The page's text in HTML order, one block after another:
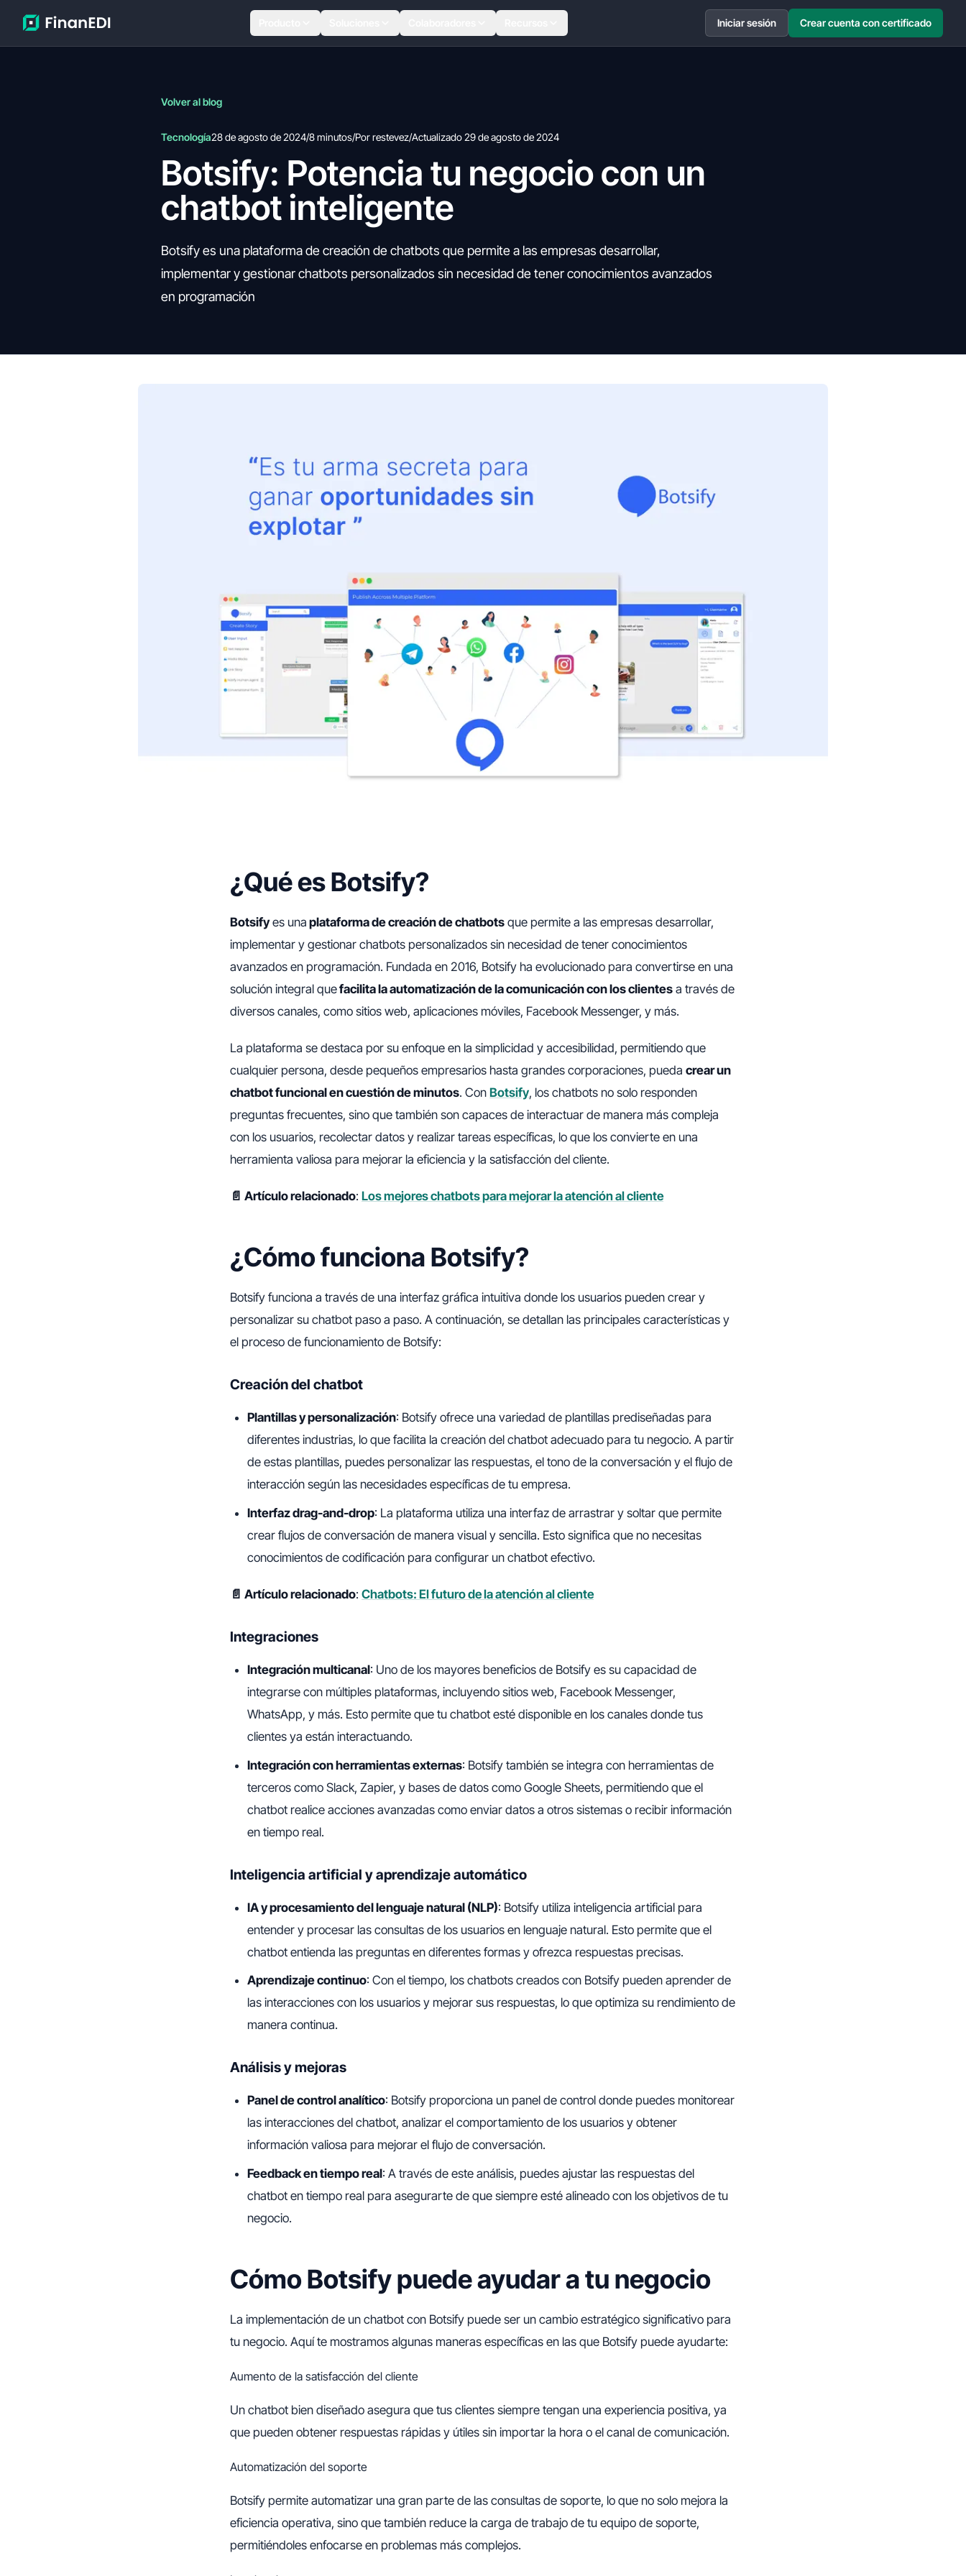
Iniciar sesión Crear cuenta con certificado
Volver al blog
Tecnología28 de agosto de 2024/8 minutos/Por restevez/Actualizado 29 de agosto de 2024
Botsify: Potencia tu negocio con un
chatbot inteligente
Botsify es una plataforma de creación de chatbots que permite a las empresas desarrollar,
implementar y gestionar chatbots personalizados sin necesidad de tener conocimientos avanzados
en programación
¿Qué es Botsify?
Botsifyes una plataforma de creación de chatbots que permite a las empresas desarrollar,
implementar y gestionar chatbots personalizados sin necesidad de tener conocimientos
avanzados en programación. Fundada en 2016, Botsify ha evolucionado para convertirse en una
solución integral quefacilita la automatización de la comunicación con los clientes a través de
diversos canales, como sitios web, aplicaciones móviles, Facebook Messenger, y más.
La plataforma se destaca por su enfoque en la simplicidad y accesibilidad, permitiendo que
cualquier persona, desde pequeños empresarios hasta grandes corporaciones, pueda crear un
chatbot funcional en cuestión de minutos. Con Botsify, los chatbots no solo responden
preguntas frecuentes, sino que también son capaces de interactuar de manera más compleja
con los usuarios, recolectar datos y realizar tareas específicas, lo que los convierte en una
herramienta valiosa para mejorar la eficiencia y la satisfacción del cliente.
📄 Artículo relacionado: Los mejores chatbots para mejorar la atención al cliente
¿Cómo funciona Botsify?
Botsify funciona a través de una interfaz gráfica intuitiva donde los usuarios pueden crear y
personalizar su chatbot paso a paso. A continuación, se detallan las principales características y
el proceso de funcionamiento de Botsify:
Creación del chatbot
Plantillas y personalización: Botsify ofrece una variedad de plantillas prediseñadas para
diferentes industrias, lo que facilita la creación del chatbot adecuado para tu negocio. A partir
de estas plantillas, puedes personalizar las respuestas, el tono de la conversación y el flujo de
interacción según las necesidades específicas de tu empresa.
Interfaz drag-and-drop: La plataforma utiliza una interfaz de arrastrar y soltar que permite
crear flujos de conversación de manera visual y sencilla. Esto significa que no necesitas
conocimientos de codificación para configurar un chatbot efectivo.
📄 Artículo relacionado: Chatbots: El futuro de la atención al cliente
Integraciones
Integración multicanal: Uno de los mayores beneficios de Botsify es su capacidad de
integrarse con múltiples plataformas, incluyendo sitios web, Facebook Messenger,
WhatsApp, y más. Esto permite que tu chatbot esté disponible en los canales donde tus
clientes ya están interactuando.
Integración con herramientas externas: Botsify también se integra con herramientas de
terceros como Slack, Zapier, y bases de datos como Google Sheets, permitiendo que el
chatbot realice acciones avanzadas como enviar datos a otros sistemas o recibir información
en tiempo real.
Inteligencia artificial y aprendizaje automático
IA y procesamiento del lenguaje natural (NLP): Botsify utiliza inteligencia artificial para
entender y procesar las consultas de los usuarios en lenguaje natural. Esto permite que el
chatbot entienda las preguntas en diferentes formas y ofrezca respuestas precisas.
Aprendizaje continuo: Con el tiempo, los chatbots creados con Botsify pueden aprender de
las interacciones con los usuarios y mejorar sus respuestas, lo que optimiza su rendimiento de
manera continua.
Análisis y mejoras
Panel de control analítico: Botsify proporciona un panel de control donde puedes monitorear
las interacciones del chatbot, analizar el comportamiento de los usuarios y obtener
información valiosa para mejorar el flujo de conversación.
Feedback en tiempo real: A través de este análisis, puedes ajustar las respuestas del
chatbot en tiempo real para asegurarte de que siempre esté alineado con los objetivos de tu
negocio.
Cómo Botsify puede ayudar a tu negocio
La implementación de un chatbot con Botsify puede ser un cambio estratégico significativo para
tu negocio. Aquí te mostramos algunas maneras específicas en las que Botsify puede ayudarte:
Aumento de la satisfacción del cliente
Un chatbot bien diseñado asegura que tus clientes siempre tengan una experiencia positiva, ya
que pueden obtener respuestas rápidas y útiles sin importar la hora o el canal de comunicación.
Automatización del soporte
Botsify permite automatizar una gran parte de las consultas de soporte, lo que no solo mejora la
eficiencia operativa, sino que también reduce la carga de trabajo de tu equipo de soporte,
permitiéndoles enfocarse en problemas más complejos.